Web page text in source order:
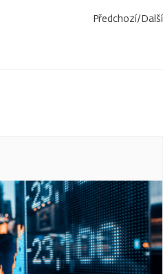
Předchozí/Další